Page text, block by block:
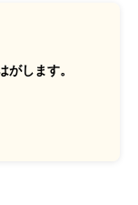
がします。